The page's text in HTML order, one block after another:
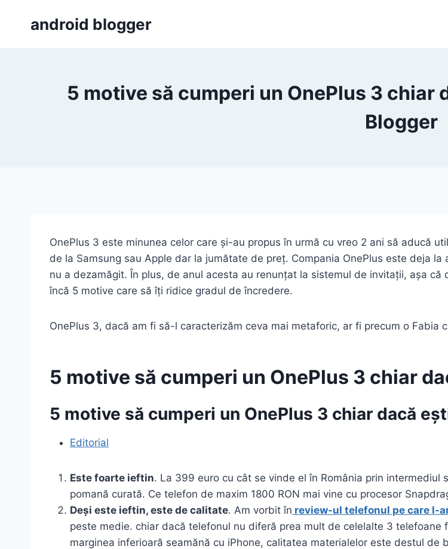
android blogger
5 motive să cumperi un OnePlus 3 chiar
Blogger
OnePlus 3 este minunea celor care și-au propus în urmă cu vreo 2 ani să aducă
de la Samsung sau Apple dar la jumătate de preț. Compania OnePlus este deja
nu a dezamăgit. În plus, de anul acesta au renunțat la sistemul de invitații, așa
încă 5 motive care să îți ridice gradul de încredere.
OnePlus 3, dacă am fi să-l caracterizăm ceva mai metaforic, ar fi precum o Fabia
5 motive să cumperi un OnePlus 3 chiar
5 motive să cumperi un OnePlus 3 chiar dacă
Editorial
Este foarte ieftin. La 399 euro cu cât se vinde el în România prin
pomană curată. Ce telefon de maxim 1800 RON mai vine cu procesor
Deși este ieftin, este de calitate. Am vorbit în review-ul telefonul pe care l-
peste medie. chiar dacă telefonul nu diferă prea mult de celelalte 3
marginea inferioară seamănă cu iPhone, calitatea materialelor este destul